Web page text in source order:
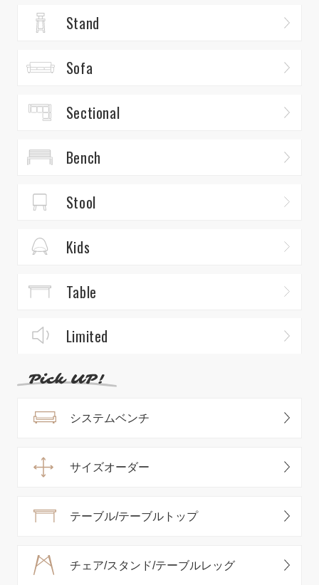
Stand
Sofa
Sectional
Bench
Stool
Kids
Table
Limited
システムベンチ
サイズオーダー
テーブル/テーブルトップ
チェア/スタンド/テーブルレッグ